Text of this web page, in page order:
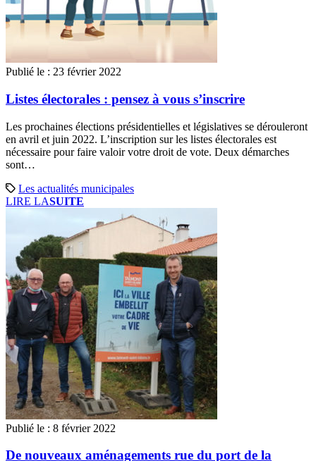
Publié le : 23 février 2022
Listes électorales : pensez à vous s’inscrire
Les prochaines élections présidentielles et législatives se dérouleront
en avril et juin 2022. L’inscription sur les listes électorales est
nécessaire pour faire valoir votre droit de vote. Deux démarches
sont…
Les actualités municipales
LIRE LASUITE
Publié le : 8 février 2022
De nouveaux aménagements rue du port de la